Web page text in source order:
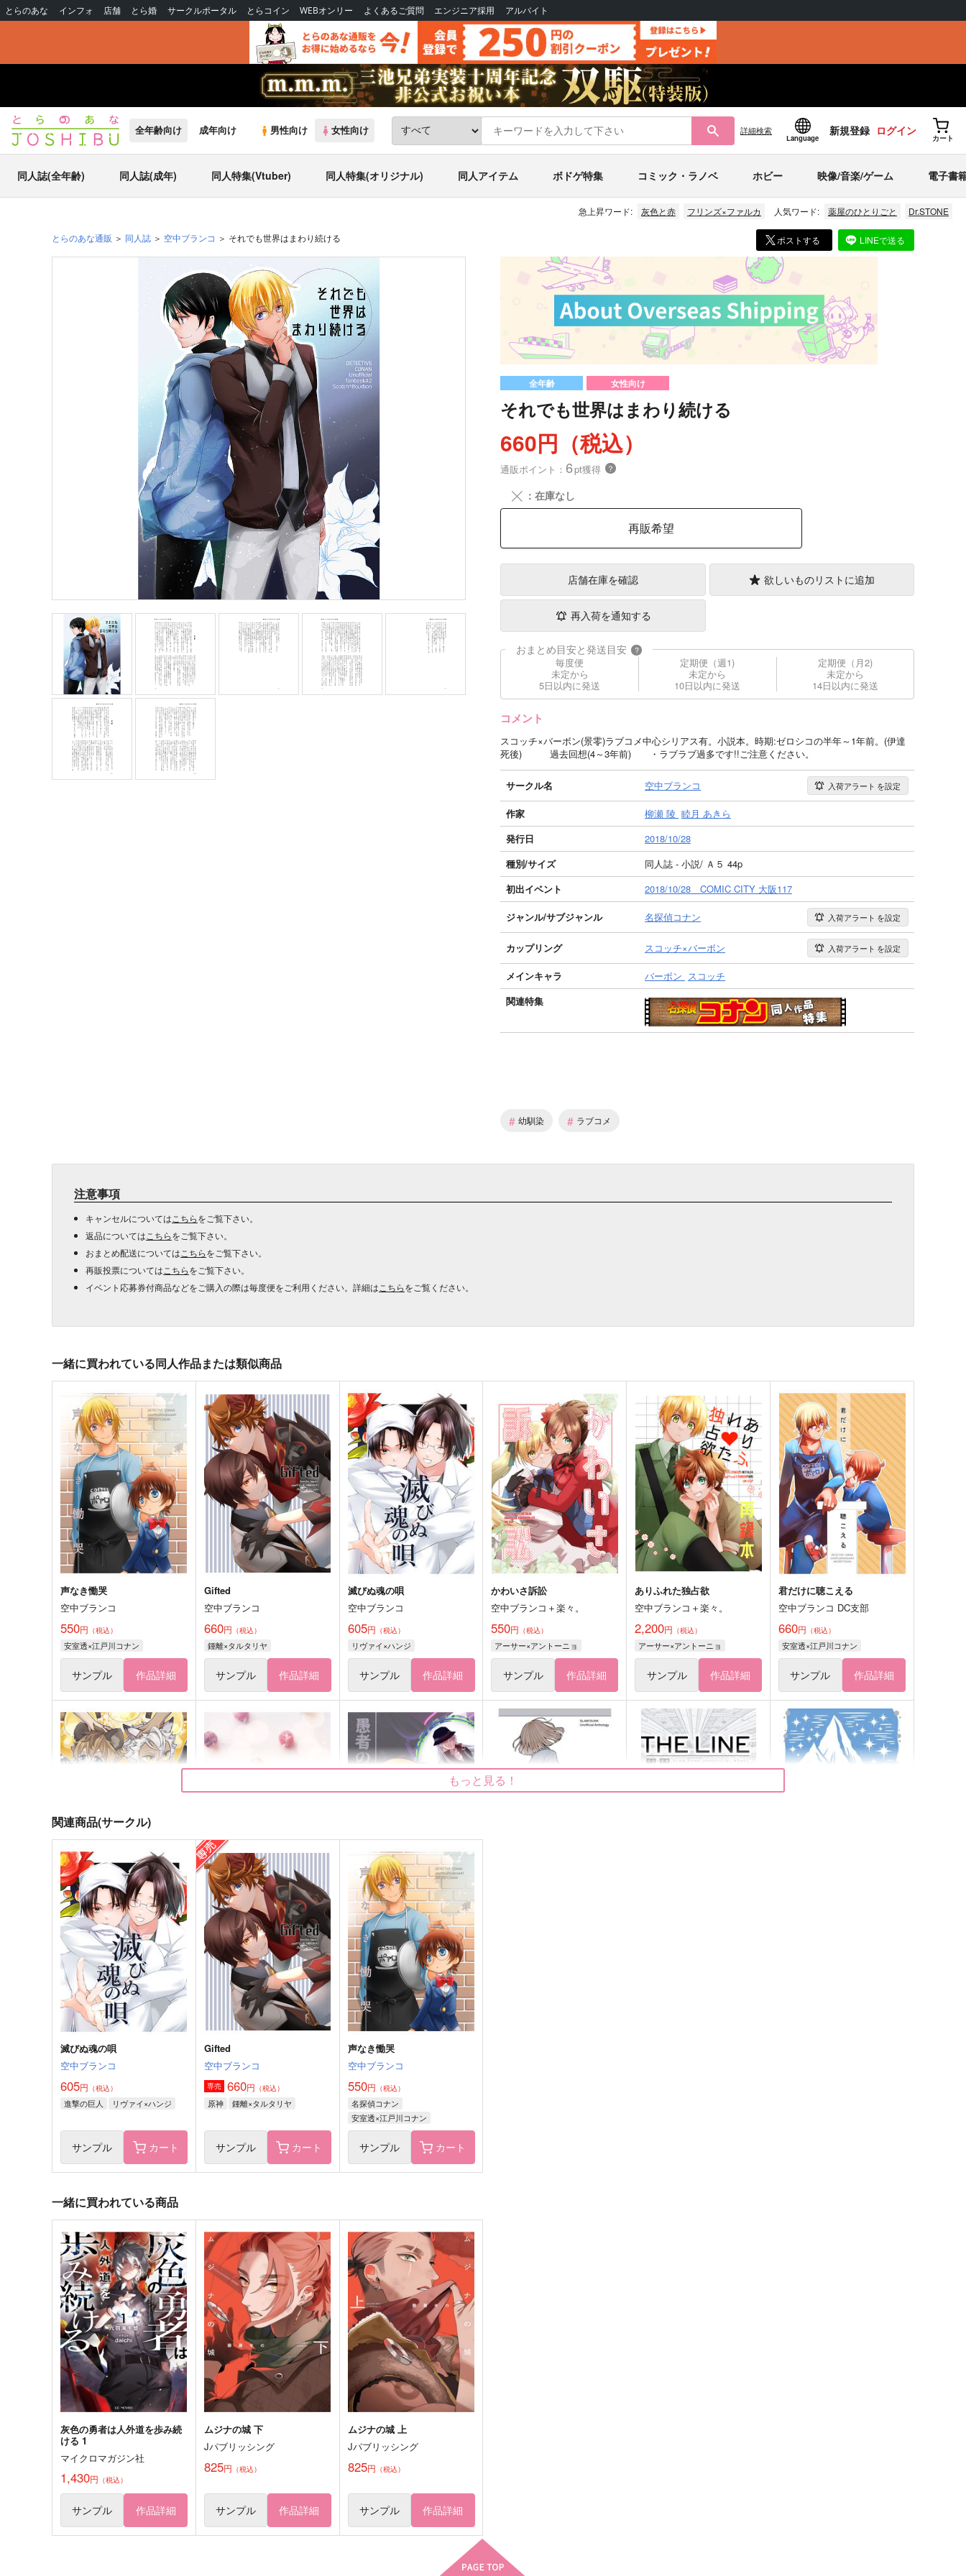
とらのあな インフォ 店舗 とら婚 サークルポータル とらコイン WEBオンリー よくあるご質問 エンジニア採用 アルバイト
全年齢向け 成年向け 男性向け 女性向け 詳細検索
Language
新規登録 ログイン
カート
同人誌(全年齢) 同人誌(成年) 同人特集(Vtuber) 同人特集(オリジナル) 同人アイテム ボドゲ特集 コミック・ラノベ ホビー 映像/音楽/ゲーム 電子書
急上昇ワード: 灰色と赤 フリンズ×ファルカ 人気ワード: 薬屋のひとりごと Dr.STONE
とらのあな通販 同人誌 空中ブランコ それでも世界はまわり続ける ポストする LINEで送る
全年齢 女性向け
それでも世界はまわり続ける
660円（税込）
通販ポイント： 6pt獲得 ？
╳ ：在庫なし
再販希望
店舗在庫を確認 欲しいものリストに追加
再入荷を通知する
おまとめ目安と発送目安 ?
毎度便
未定から
5日以内に発送
定期便（週1)
未定から
10日以内に発送
定期便（月2)
未定から
14日以内に発送
コメント
スコッチ×バーボン(景零)ラブコメ中心シリアス有。小説本。時期:ゼロシコの半年～1年前。(伊達
死後) 過去回想(4～3年前) ・ラブラブ過多です!!ご注意ください。
サークル名 空中ブランコ 入荷アラート を設定
作家 柳瀬 陵 睦月 あきら
発行日
2018/10/28
種別/サイズ
同人誌 - 小説/ Ａ５ 44p
初出イベント
2018/10/28 COMIC CITY 大阪117
ジャンル/サブジャンル 名探偵コナン 入荷アラート を設定
カップリング スコッチ×バーボン 入荷アラート を設定
メインキャラ バーボン スコッチ
関連特集
# 幼馴染 # ラブコメ
注意事項
キャンセルについては こちらをご覧下さい。
返品については こちらをご覧下さい。
おまとめ配送については こちらをご覧下さい。
再販投票については こちらをご覧下さい。
イベント応募券付商品などをご購入の際は毎度便をご利用ください。詳細は こちらをご覧ください。
一緒に買われている同人作品または類似商品
声なき慟哭
空中ブランコ
550円 （税込）
安室透×江戸川コナン
サンプル 作品詳細
Gifted
空中ブランコ
660円 （税込）
鍾離×タルタリヤ
サンプル 作品詳細
滅びぬ魂の唄
空中ブランコ
605円 （税込）
リヴァイ×ハンジ
サンプル 作品詳細
かわいさ訴訟
空中ブランコ＋楽々。
550円 （税込）
アーサー×アントーニョ
サンプル 作品詳細
ありふれた独占欲
空中ブランコ＋楽々。
2,200円 （税込）
アーサー×アントーニョ
サンプル 作品詳細
君だけに聴こえる
空中ブランコ DC支部
660円 （税込）
安室透×江戸川コナン
サンプル 作品詳細
Sweet Dreams
雨が上がる
1,572円（税込）
レオナ・キングスカラー
サンプル 作品詳細
さかだちときどきあめあられ
チョコレートボンバー
1,415円（税込）
五条悟×虎杖悠仁
サンプル 作品詳細
愚者の純愛
飴壺屋
1,572 円（税込）
ジン×バーボン
サンプル 作品詳細
チョコレートボンバー
944円（税込）
成田狂児×岡聡実
サンプル 作品詳細
チョコレートボンバー
5,972 円（税込）
五条悟×虎杖悠仁
サンプル 作品詳細
ぼーだーわんこ
944円（税込）
ライ×バーボン
サンプル 作品詳細
もっと見る！
関連商品(サークル)
滅びぬ魂の唄
空中ブランコ
605円 （税込）
進撃の巨人 リヴァイ×ハンジ
サンプル カート
Gifted
空中ブランコ
専売 660円 （税込）
原神 鍾離×タルタリヤ
サンプル カート
声なき慟哭
空中ブランコ
550円 （税込）
名探偵コナン
安室透×江戸川コナン
サンプル カート
一緒に買われている商品
灰色の勇者は人外道を歩み続
ける 1
マイクロマガジン社
1,430円 （税込）
サンプル 作品詳細
ムジナの城 下
Jパブリッシング
825円 （税込）
サンプル 作品詳細
ムジナの城 上
Jパブリッシング
825円 （税込）
サンプル 作品詳細